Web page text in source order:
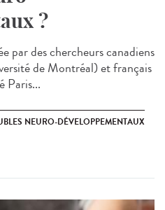
?
par des chercheurs canadiens
de Montréal) et français
Paris...
NEURO-DÉVELOPPEMENTAUX